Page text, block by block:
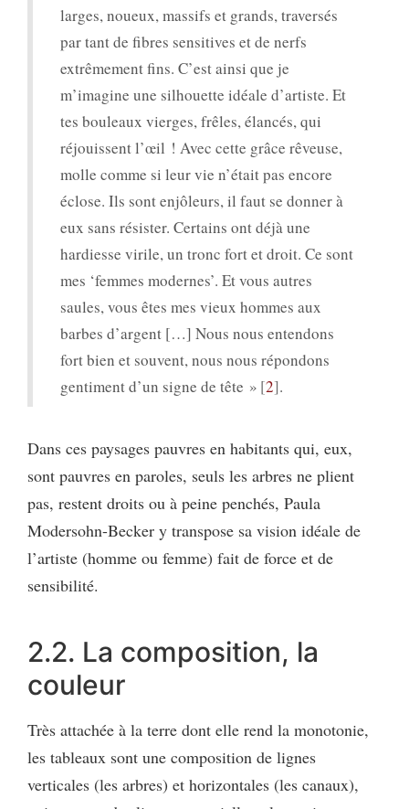
larges, noueux, massifs et grands, traversés
par tant de fibres sensitives et de nerfs
extrêmement fins. C’est ainsi que je
m’imagine une silhouette idéale d’artiste. Et
tes bouleaux vierges, frêles, élancés, qui
réjouissent l’œil ! Avec cette grâce rêveuse,
molle comme si leur vie n’était pas encore
éclose. Ils sont enjôleurs, il faut se donner à
eux sans résister. Certains ont déjà une
hardiesse virile, un tronc fort et droit. Ce sont
mes ‘femmes modernes’. Et vous autres
saules, vous êtes mes vieux hommes aux
barbes d’argent […] Nous nous entendons
fort bien et souvent, nous nous répondons
gentiment d’un signe de tête » 2 .
Dans ces paysages pauvres en habitants qui, eux,
sont pauvres en paroles, seuls les arbres ne plient
pas, restent droits ou à peine penchés, Paula
Modersohn-Becker y transpose sa vision idéale de
l’artiste (homme ou femme) fait de force et de
sensibilité.
2.2. La composition, la
couleur
Très attachée à la terre dont elle rend la monotonie,
les tableaux sont une composition de lignes
verticales (les arbres) et horizontales (les canaux),